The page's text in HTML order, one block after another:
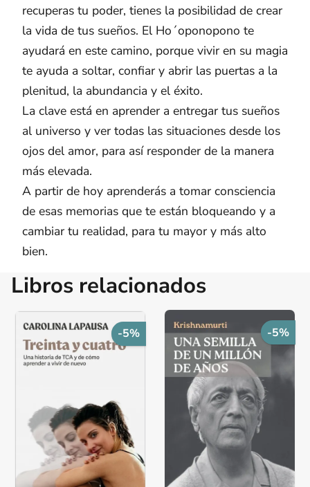
recuperas tu poder, tienes la posibilidad de crear
la vida de tus sueños. El Ho´oponopono te
ayudará en este camino, porque vivir en su magia
te ayuda a soltar, confiar y abrir las puertas a la
plenitud, la abundancia y el éxito.
La clave está en aprender a entregar tus sueños
al universo y ver todas las situaciones desde los
ojos del amor, para así responder de la manera
más elevada.
A partir de hoy aprenderás a tomar consciencia
de esas memorias que te están bloqueando y a
cambiar tu realidad, para tu mayor y más alto
bien.
Libros relacionados
-5% -5%